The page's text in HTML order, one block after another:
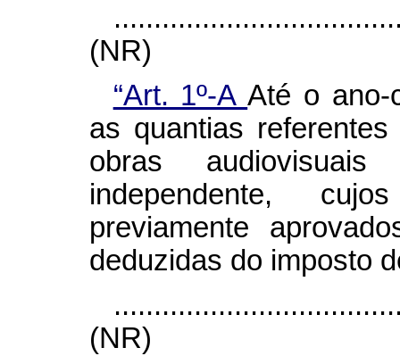
(NR)
“Art. 1º-AAté o ano-
as quantias
obras
independente,
previamente
deduzidas do imposto
(NR)